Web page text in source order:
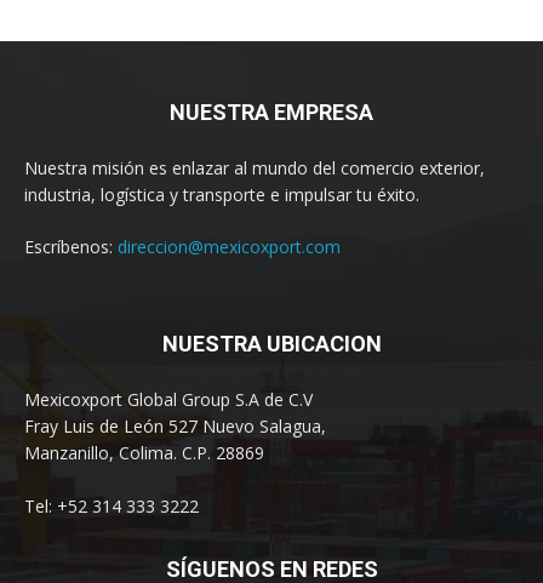
NUESTRA EMPRESA
Nuestra misión es enlazar al mundo del comercio exterior,
industria, logística y transporte e impulsar tu éxito.
Escríbenos: direccion@mexicoxport.com
NUESTRA UBICACION
Mexicoxport Global Group S.A de C.V
Fray Luis de León 527 Nuevo Salagua,
Manzanillo, Colima. C.P. 28869
Tel: +52 314 333 3222
SÍGUENOS EN REDES